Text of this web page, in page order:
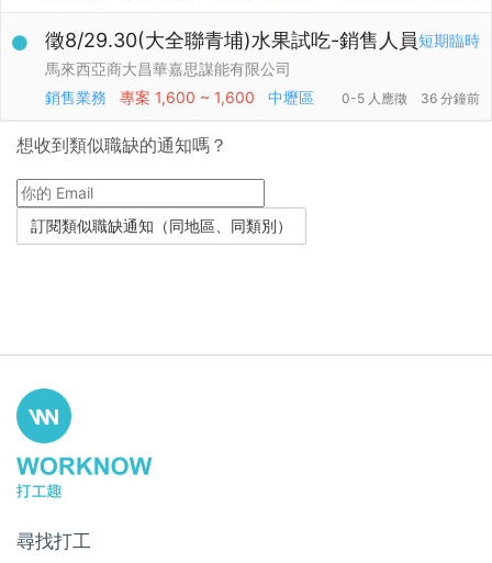
短期臨時
徵8/29.30(大全聯青埔)水果試吃-銷售人員
馬來西亞商大昌華嘉思謀能有限公司
銷售業務
專案 1,600 ~ 1,600 中壢區 0-5 人應徵 36 分鐘前
想收到類似職缺的通知嗎？
尋找打工